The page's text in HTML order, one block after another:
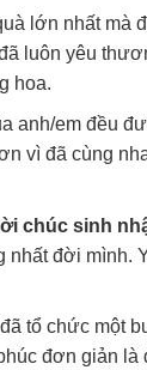
lớn nhất mà
luôn yêu
hoa.
anh/em đều
vì đã cùng
chúc sinh
nhất đời mình.
tổ chức một
đơn giản là